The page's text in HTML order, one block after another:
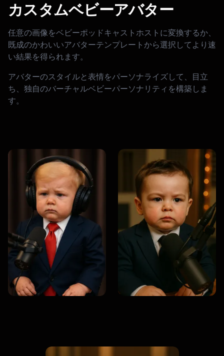
カスタムベビーアバター
任意の画像をベビーポッドキャストホストに変換するか、
既成のかわいいアバターテンプレートから選択してより速
い結果を得られます。
アバターのスタイルと表情をパーソナライズして、目立
ち、独自のバーチャルベビーパーソナリティを構築しま
す。